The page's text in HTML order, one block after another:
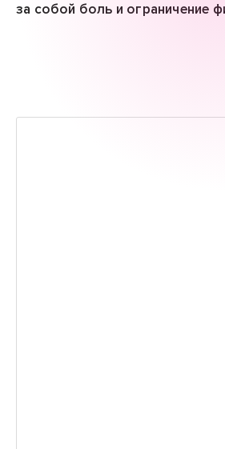
за собой боль и ограничение